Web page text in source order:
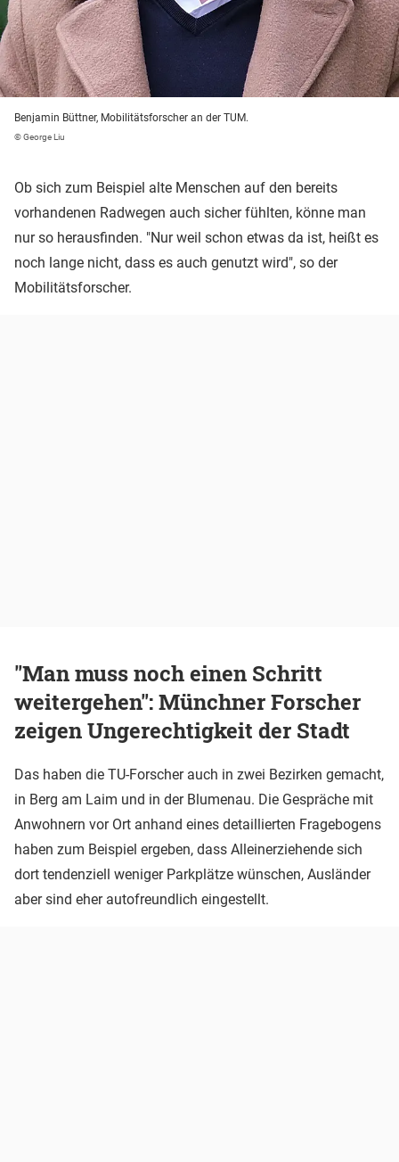
Benjamin Büttner, Mobilitätsforscher an der TUM.
© George Liu
Ob sich zum Beispiel alte Menschen auf den bereits
vorhandenen Radwegen auch sicher fühlten, könne man
nur so herausfinden. "Nur weil schon etwas da ist, heißt es
noch lange nicht, dass es auch genutzt wird", so der
Mobilitätsforscher.
"Man muss noch einen Schritt
weitergehen": Münchner Forscher
zeigen Ungerechtigkeit der Stadt
Das haben die TU-Forscher auch in zwei Bezirken gemacht,
in Berg am Laim und in der Blumenau. Die Gespräche mit
Anwohnern vor Ort anhand eines detaillierten Fragebogens
haben zum Beispiel ergeben, dass Alleinerziehende sich
dort tendenziell weniger Parkplätze wünschen, Ausländer
aber sind eher autofreundlich eingestellt.